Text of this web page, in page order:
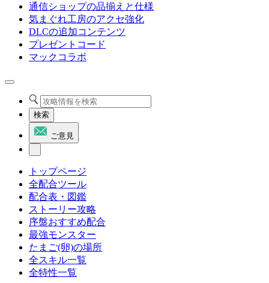
通信ショップの品揃えと仕様
気まぐれ工房のアクセ強化
DLCの追加コンテンツ
プレゼントコード
マックコラボ
検索
ご意見
トップページ
全配合ツール
配合表・図鑑
ストーリー攻略
序盤おすすめ配合
最強モンスター
たまご(卵)の場所
全スキル一覧
全特性一覧